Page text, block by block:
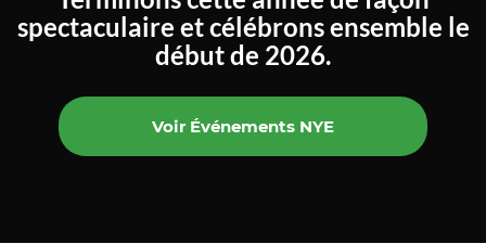
spectaculaire et célébrons ensemble le
début de 2026.
Voir Événements NYE